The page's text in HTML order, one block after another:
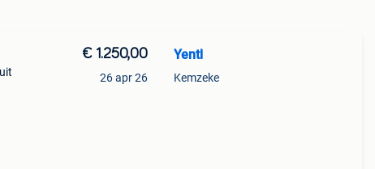
€ 1.250,00
26 apr 26
Yentl
Kemzeke